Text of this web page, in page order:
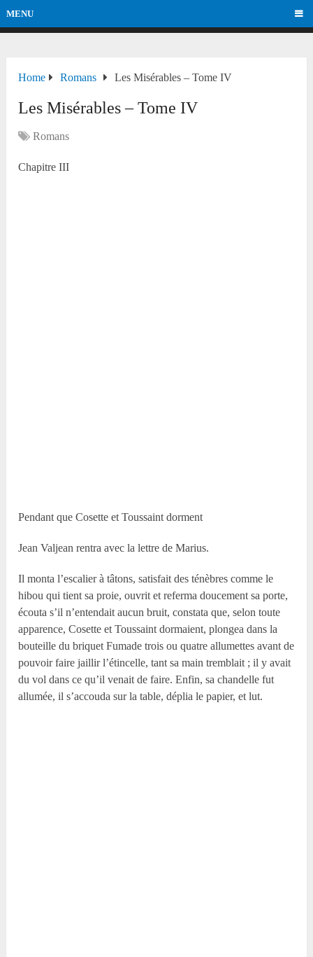
MENU
Home Romans Les Misérables – Tome IV
Les Misérables – Tome IV
Romans
Chapitre III
Pendant que Cosette et Toussaint dorment
Jean Valjean rentra avec la lettre de Marius.
Il monta l’escalier à tâtons, satisfait des ténèbres comme le
hibou qui tient sa proie, ouvrit et referma doucement sa porte,
écouta s’il n’entendait aucun bruit, constata que, selon toute
apparence, Cosette et Toussaint dormaient, plongea dans la
bouteille du briquet Fumade trois ou quatre allumettes avant de
pouvoir faire jaillir l’étincelle, tant sa main tremblait ; il y avait
du vol dans ce qu’il venait de faire. Enfin, sa chandelle fut
allumée, il s’accouda sur la table, déplia le papier, et lut.